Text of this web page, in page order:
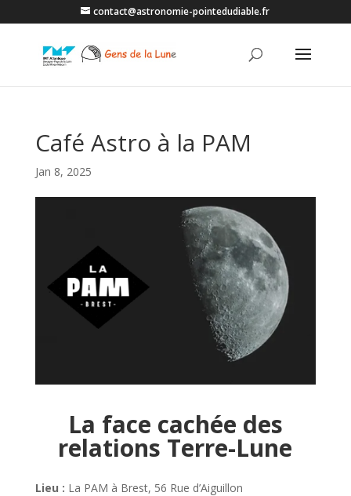
contact@astronomie-pointedudiable.fr
Café Astro à la PAM
Jan 8, 2025
La face cachée des
relations Terre-Lune
Lieu : La PAM à Brest, 56 Rue d’Aiguillon